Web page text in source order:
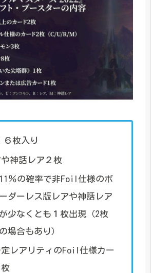
６枚入り
や神話レア２枚
11％の確率で非Foil仕様のボ
ーダーレス版レアや神話レア
が少なくとも１枚出現（2枚
の場合もあり）
レアリティのFoil仕様カー
枚